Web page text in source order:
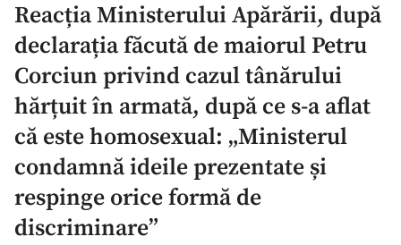
Special
Blog
ZdGust
Reacția Ministerului Apărării, după
declarația făcută de maiorul Petru
Corciun privind cazul tânărului
hărțuit în armată, după ce s-a aflat
că este homosexual: „Ministerul
condamnă ideile prezentate și
respinge orice formă de
discriminare”